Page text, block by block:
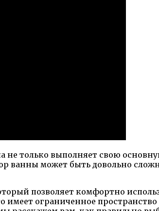
только выполняет свою
ванны может быть довольно
позволяет комфортно
имеет ограниченное